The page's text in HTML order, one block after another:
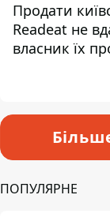
Продати
Readeat не
власник їх
ПОПУЛЯРНЕ